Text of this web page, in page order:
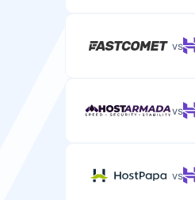
vs
vs
vs